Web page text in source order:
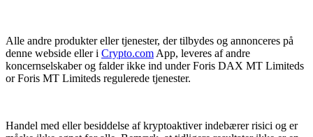
Alle andre produkter eller tjenester, der tilbydes og annonceres på
denne webside eller i Crypto.com App, leveres af andre
koncernselskaber og falder ikke ind under Foris DAX MT Limiteds
or Foris MT Limiteds regulerede tjenester.
Handel med eller besiddelse af kryptoaktiver indebærer risici og er